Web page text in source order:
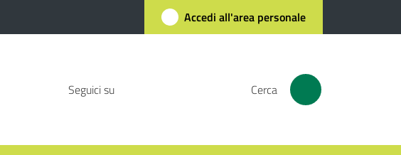
Accedi all'area personale
Seguici su Cerca